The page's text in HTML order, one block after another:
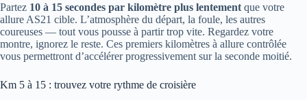
Partez 10 à 15 secondes par kilomètre plus lentement que votre
allure AS21 cible. L’atmosphère du départ, la foule, les autres
coureuses — tout vous pousse à partir trop vite. Regardez votre
montre, ignorez le reste. Ces premiers kilomètres à allure contrôlée
vous permettront d’accélérer progressivement sur la seconde moitié.
Km 5 à 15 : trouvez votre rythme de croisière